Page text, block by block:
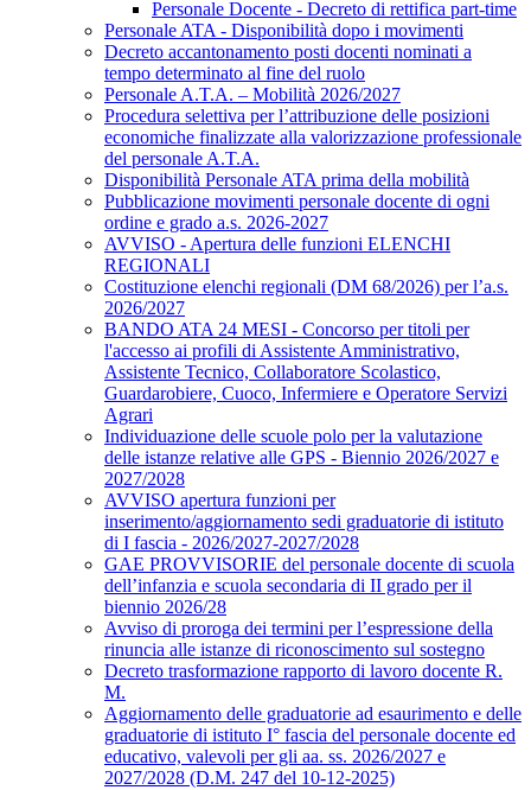
Personale Docente - Decreto di rettifica part-time
Personale ATA - Disponibilità dopo i movimenti
Decreto accantonamento posti docenti nominati a
tempo determinato al fine del ruolo
Personale A.T.A. – Mobilità 2026/2027
Procedura selettiva per l’attribuzione delle posizioni
economiche finalizzate alla valorizzazione professionale
del personale A.T.A.
Disponibilità Personale ATA prima della mobilità
Pubblicazione movimenti personale docente di ogni
ordine e grado a.s. 2026-2027
AVVISO - Apertura delle funzioni ELENCHI
REGIONALI
Costituzione elenchi regionali (DM 68/2026) per l’a.s.
2026/2027
BANDO ATA 24 MESI - Concorso per titoli per
l'accesso ai profili di Assistente Amministrativo,
Assistente Tecnico, Collaboratore Scolastico,
Guardarobiere, Cuoco, Infermiere e Operatore Servizi
Agrari
Individuazione delle scuole polo per la valutazione
delle istanze relative alle GPS - Biennio 2026/2027 e
2027/2028
AVVISO apertura funzioni per
inserimento/aggiornamento sedi graduatorie di istituto
di I fascia - 2026/2027-2027/2028
GAE PROVVISORIE del personale docente di scuola
dell’infanzia e scuola secondaria di II grado per il
biennio 2026/28
Avviso di proroga dei termini per l’espressione della
rinuncia alle istanze di riconoscimento sul sostegno
Decreto trasformazione rapporto di lavoro docente R.
M.
Aggiornamento delle graduatorie ad esaurimento e delle
graduatorie di istituto I° fascia del personale docente ed
educativo, valevoli per gli aa. ss. 2026/2027 e
2027/2028 (D.M. 247 del 10-12-2025)